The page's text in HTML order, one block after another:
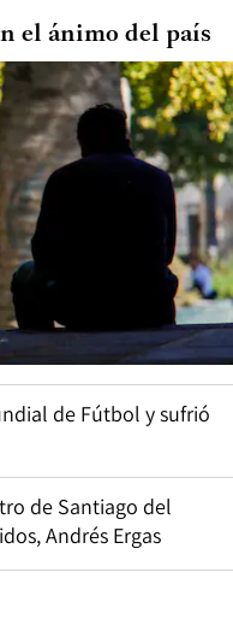
el ánimo del país
de Fútbol y sufrió
de Santiago del
Andrés Ergas